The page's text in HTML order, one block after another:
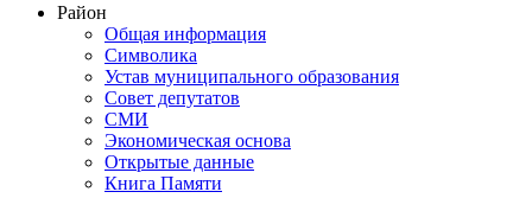
Район
Общая информация
Символика
Устав муниципального образования
Совет депутатов
СМИ
Экономическая основа
Открытые данные
Книга Памяти